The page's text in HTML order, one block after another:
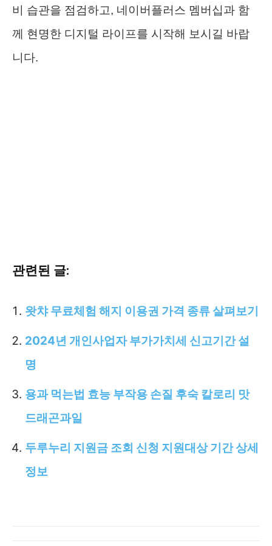
비 습관을 점검하고, 네이버플러스 멤버십과 함
께 현명한 디지털 라이프를 시작해 보시길 바랍
니다.
관련된 글:
왓챠 무료체험 해지 이용권 가격 종류 살펴보기
2024년 개인사업자 부가가치세 신고기간 설
명
용과 먹는법 효능 부작용 손질 후숙 칼로리 맛
드래곤과일
두루누리 지원금 조회 신청 지원대상 기간 상세
정보